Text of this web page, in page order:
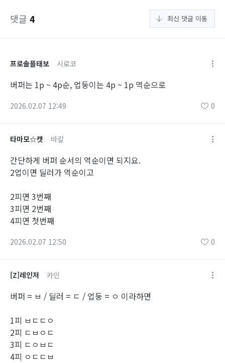
댓글 4 최신 댓글 이동
프로솔플태보 시로코
버퍼는 1p ~ 4p순, 업둥이는 4p ~ 1p 역순으로
2026.02.07 12:49 0
타마모☆캣 바칼
간단하게 버퍼 순서의 역순이면 되지요.
2업이면 딜러가 역순이고
2피면 3번째
3피면 2번째
4피면 첫번째
2026.02.07 12:50 0
[Z]레인저 카인
버퍼 = ㅂ / 딜러 = ㄷ / 업둥 = ㅇ 이라하면
1피 ㅂㄷㄷㅇ
2피 ㄷㅂㅇㄷ
3피 ㄷㅇㅂㄷ
4피 ㅇㄷㄷㅂ